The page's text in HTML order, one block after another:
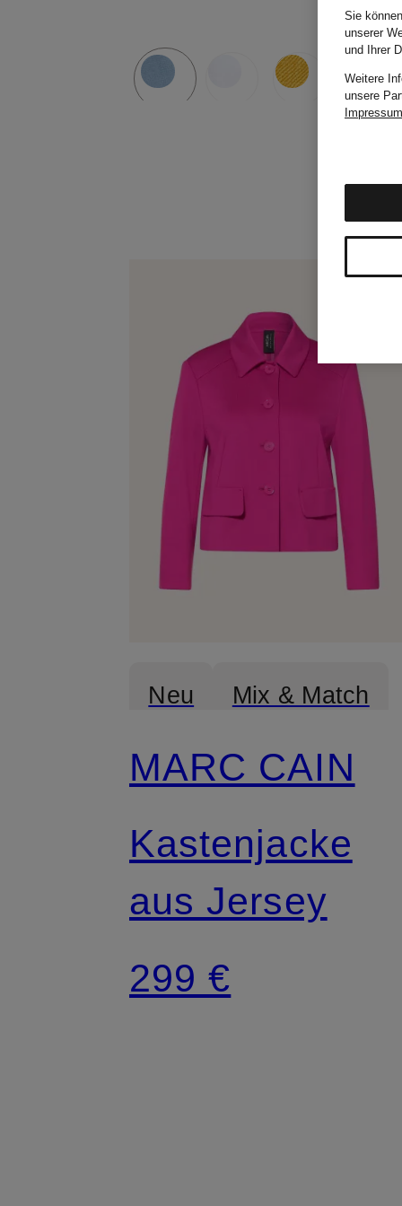
Neu Mix & Match
MARC CAIN
Kastenjacke
aus Jersey
299 €
Sie
unserer
und Ihrer
Weitere
unsere
Impressum